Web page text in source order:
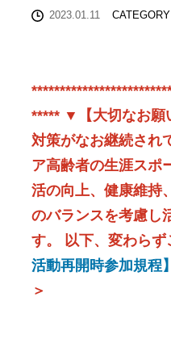
2023.01.11 CATEGORY
***** ▼【大切なお願
対策がなお継続され
ア高齢者の生涯スポ
活の向上、健康維持
のバランスを考慮し
す。 以下、変わらず
活動再開時参加規程】
＞